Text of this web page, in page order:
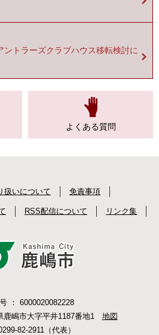
ントラーズクラブハウス移転検討に
よくある質問
扱いについて 免責事項
RSS配信について リンク集
： 6000020082228
嶋市大字平井1187番地1 地図
82-2911（代表）